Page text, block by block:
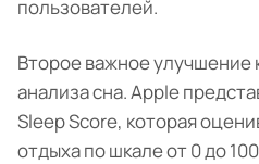
пользователей.
Второе важное улучшение
анализа сна. Apple
Sleep Score, которая
отдыха по шкале от 0 до